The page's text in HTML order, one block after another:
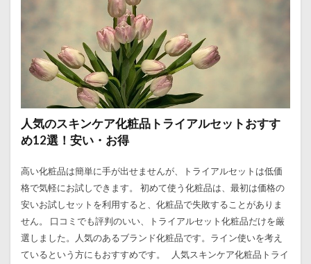
人気のスキンケア化粧品トライアルセットおすす
め12選！安い・お得
高い化粧品は簡単に手が出せませんが、トライアルセットは低価
格で気軽にお試しできます。 初めて使う化粧品は、最初は価格の
安いお試しセットを利用すると、化粧品で失敗することがありま
せん。 口コミでも評判のいい、トライアルセット化粧品だけを厳
選しました。人気のあるブランド化粧品です。ライン使いを考え
ているという方にもおすすめです。 人気スキンケア化粧品トライ